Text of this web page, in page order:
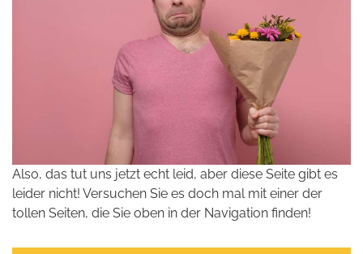
Also, das tut uns jetzt echt leid, aber diese Seite gibt es
leider nicht! Versuchen Sie es doch mal mit einer der
tollen Seiten, die Sie oben in der Navigation finden!